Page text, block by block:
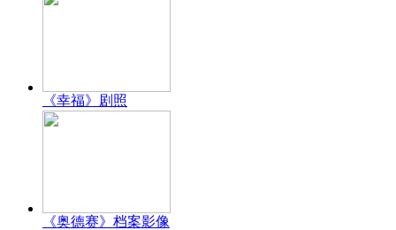
《幸福》剧照
《奥德赛》档案影像